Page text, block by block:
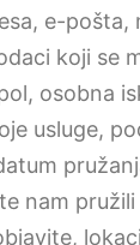
e-
koji se
osobna
usluge,
nam